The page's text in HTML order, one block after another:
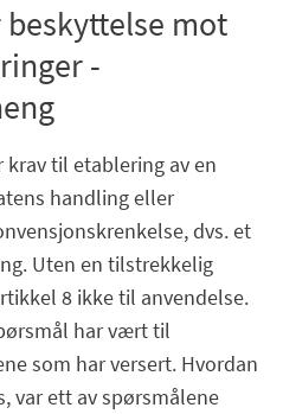
mot
-
krav til etablering av en
handling eller
dvs. et
Uten en tilstrekkelig
8 ikke til anvendelse.
har vært til
som har versert. Hvordan
var ett av spørsmålene